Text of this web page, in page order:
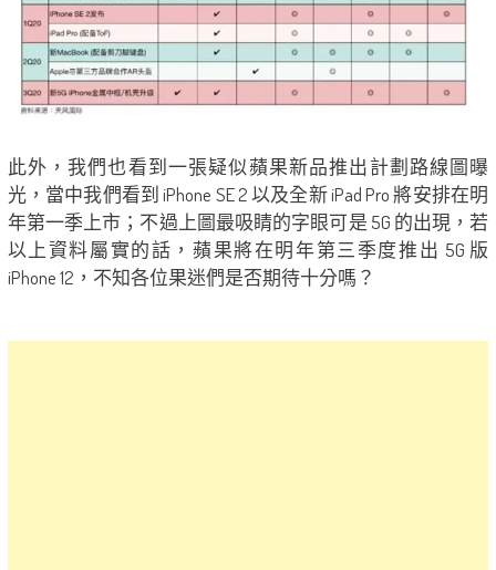
此外，我們也看到一張疑似蘋果新品推出計劃路線圖曝
光，當中我們看到 iPhone SE 2 以及全新 iPad Pro 將安排在明
年第一季上市；不過上圖最吸睛的字眼可是 5G 的出現，若
以上資料屬實的話，蘋果將在明年第三季度推出 5G 版
iPhone 12，不知各位果迷們是否期待十分嗎？